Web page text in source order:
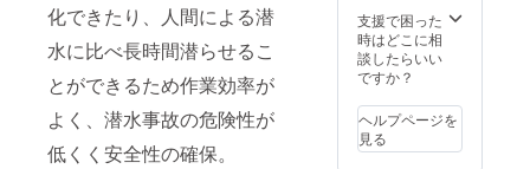
化できたり、人間による潜
水に比べ長時間潜らせるこ
とができるため作業効率が
よく、潜水事故の危険性が
低くく安全性の確保。
支援で困った
時はどこに相
談したらいい
ですか？
ヘルプページを
見る